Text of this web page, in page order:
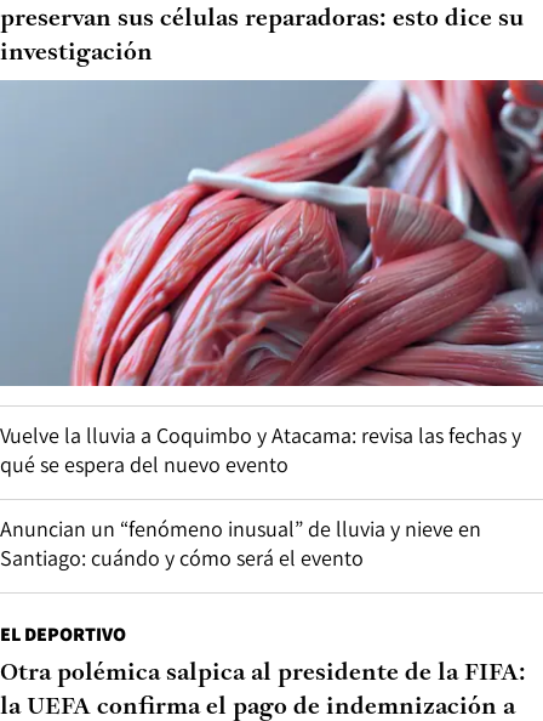
preservan sus células reparadoras: esto dice su
investigación
Vuelve la lluvia a Coquimbo y Atacama: revisa las fechas y
qué se espera del nuevo evento
Anuncian un “fenómeno inusual” de lluvia y nieve en
Santiago: cuándo y cómo será el evento
EL DEPORTIVO
Otra polémica salpica al presidente de la FIFA:
la UEFA confirma el pago de indemnización a